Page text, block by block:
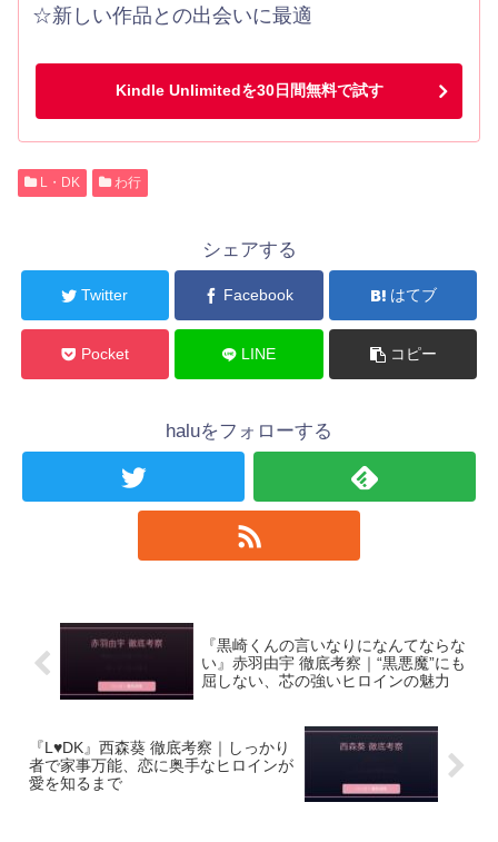
☆新しい作品との出会いに最適
Kindle Unlimitedを30日間無料で試す
L・DK わ行
シェアする
Twitter Facebook はてブ
Pocket LINE コピー
haluをフォローする
『黒崎くんの言いなりになんてならな
い』赤羽由宇 徹底考察｜“黒悪魔”にも
屈しない、芯の強いヒロインの魅力
『L♥DK』西森葵 徹底考察｜しっかり
者で家事万能、恋に奥手なヒロインが
愛を知るまで